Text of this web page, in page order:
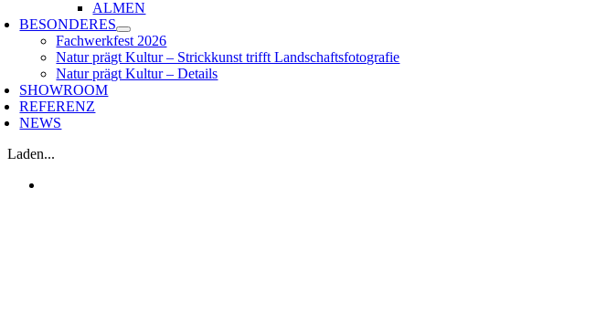
ALMEN
BESONDERES
Fachwerkfest 2026
Natur prägt Kultur – Strickkunst trifft Landschaftsfotografie
Natur prägt Kultur – Details
SHOWROOM
REFERENZ
NEWS
Laden...